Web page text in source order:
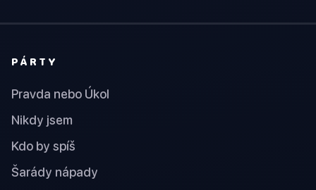
PÁRTY
Pravda nebo Úkol
Nikdy jsem
Kdo by spíš
Šarády nápady